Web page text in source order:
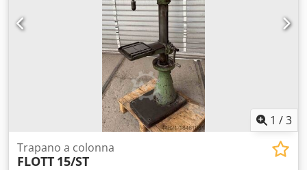
1 /3
Trapano a colonna
FLOTT 15/ST